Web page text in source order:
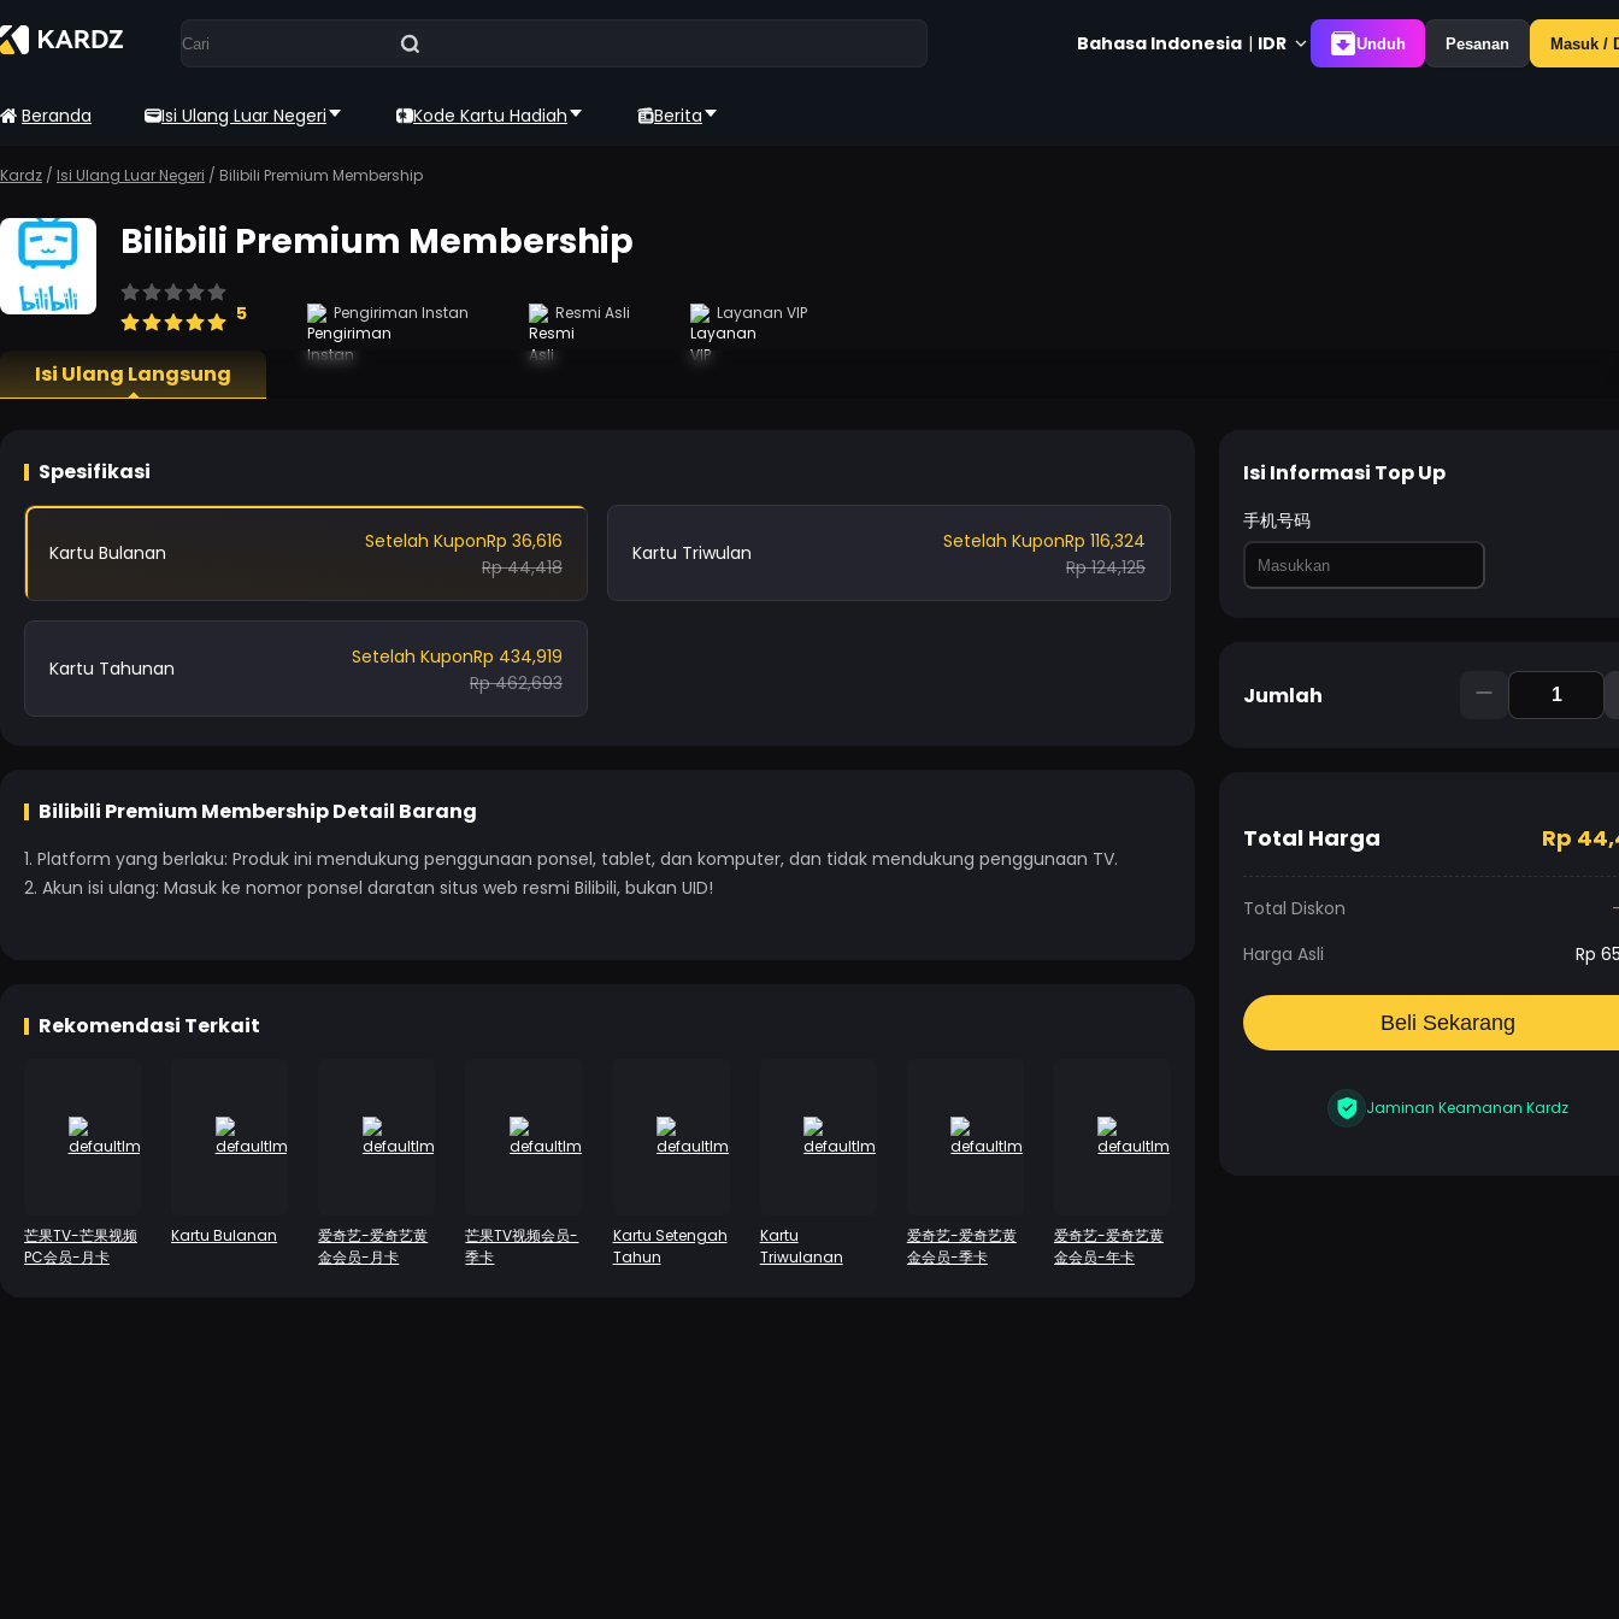
Bahasa Indonesia | IDR Unduh Pesanan Masuk /
Beranda Isi Ulang Luar Negeri Kode Kartu Hadiah Berita
Kardz / Isi Ulang Luar Negeri / Bilibili Premium Membership
Bilibili Premium Membership
5 Pengiriman Instan Resmi Asli Layanan VIP
Isi Ulang Langsung
Spesifikasi
Kartu Bulanan Setelah KuponRp 36,616
Rp 44,418
Kartu Triwulan Setelah KuponRp 116,324
Rp 124,125
Kartu Tahunan Setelah KuponRp 434,919
Rp 462,693
Bilibili Premium MembershipDetail Barang
1. Platform yang berlaku: Produk ini mendukung penggunaan ponsel, tablet, dan komputer, dan tidak mendukung penggunaan TV.
2. Akun isi ulang: Masuk ke nomor ponsel daratan situs web resmi Bilibili, bukan UID!
Rekomendasi Terkait
芒果TV-芒果视频
PC会员-月卡
Kartu Bulanan
爱奇艺-爱奇艺黄
金会员-月卡
芒果TV视频会员-
季卡
Kartu Setengah
Tahun
Kartu
Triwulanan
爱奇艺-爱奇艺黄
金会员-季卡
爱奇艺-爱奇艺黄
金会员-年卡
Isi Informasi Top Up
手机号码
Jumlah
Total Harga Rp
Total Diskon
Harga Asli
Rp
Beli Sekarang
Jaminan Keamanan Kardz